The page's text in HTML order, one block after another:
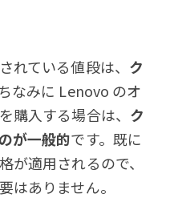
れている値段は、 ク
なみに Lenovo のオ
購入する場合は、 ク
が一般的です。既に
が適用されるので、
はありません。